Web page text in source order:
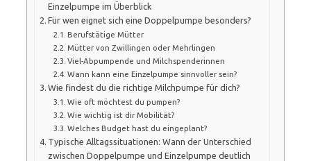
Einzelpumpe im Überblick
Für wen eignet sich eine Doppelpumpe besonders?
Berufstätige Mütter
Mütter von Zwillingen oder Mehrlingen
Viel-Abpumpende und Milchspenderinnen
Wann kann eine Einzelpumpe sinnvoller sein?
Wie findest du die richtige Milchpumpe für dich?
Wie oft möchtest du pumpen?
Wie wichtig ist dir Mobilität?
Welches Budget hast du eingeplant?
Typische Alltagssituationen: Wann der Unterschied
zwischen Doppelpumpe und Einzelpumpe deutlich